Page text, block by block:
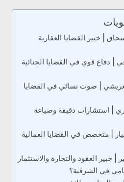
| خبير القضايا العقارية
| دفاع قوي في القضايا الجنائية
| صوت نسائي في القضايا
| استشارات دقيقة وصياغة
| متخصص في القضايا العمالية
خبير العقود والتجارة والاستثمار
في الشرقية؟